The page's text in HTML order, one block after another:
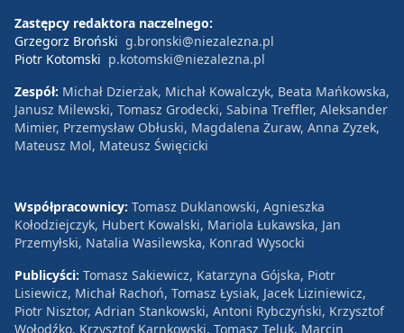
Zastępcy redaktora naczelnego:
Grzegorz Broński g.bronski@niezalezna.pl
Piotr Kotomski p.kotomski@niezalezna.pl
Zespół: Michał Dzierżak, Michał Kowalczyk, Beata Mańkowska,
Janusz Milewski, Tomasz Grodecki, Sabina Treffler, Aleksander
Mimier, Przemysław Obłuski, Magdalena Żuraw, Anna Zyzek,
Mateusz Mol, Mateusz Święcicki
Współpracownicy: Tomasz Duklanowski, Agnieszka
Kołodziejczyk, Hubert Kowalski, Mariola Łukawska, Jan
Przemyłski, Natalia Wasilewska, Konrad Wysocki
Publicyści: Tomasz Sakiewicz, Katarzyna Gójska, Piotr
Lisiewicz, Michał Rachoń, Tomasz Łysiak, Jacek Liziniewicz,
Piotr Nisztor, Adrian Stankowski, Antoni Rybczyński, Krzysztof
Wołodźko, Krzysztof Karnkowski, Tomasz Teluk, Marcin